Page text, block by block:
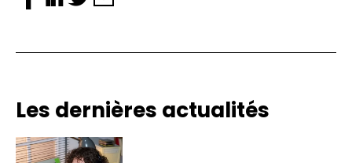
Les dernières actualités